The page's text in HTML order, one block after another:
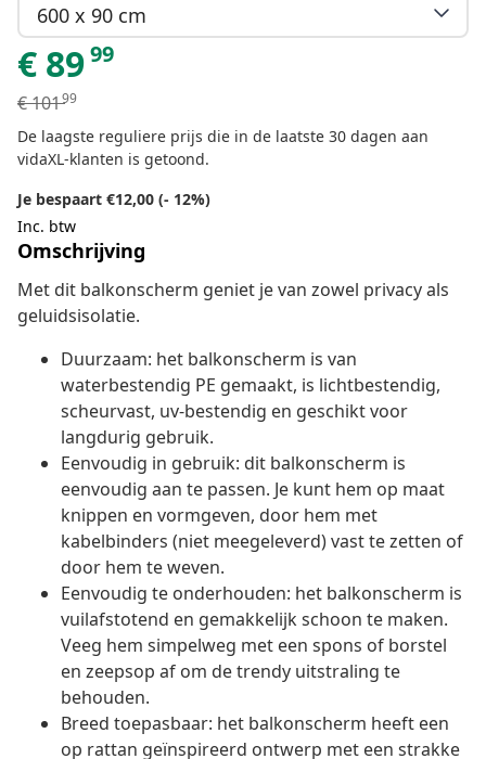
600 x 90 cm
€ 8999
€10199
De laagste reguliere prijs die in de laatste 30 dagen aan
vidaXL-klanten is getoond.
Je bespaart €12,00 (- 12%)
Inc. btw
Omschrijving
Met dit balkonscherm geniet je van zowel privacy als
geluidsisolatie.
Duurzaam: het balkonscherm is van
waterbestendig PE gemaakt, is lichtbestendig,
scheurvast, uv-bestendig en geschikt voor
langdurig gebruik.
Eenvoudig in gebruik: dit balkonscherm is
eenvoudig aan te passen. Je kunt hem op maat
knippen en vormgeven, door hem met
kabelbinders (niet meegeleverd) vast te zetten of
door hem te weven.
Eenvoudig te onderhouden: het balkonscherm is
vuilafstotend en gemakkelijk schoon te maken.
Veeg hem simpelweg met een spons of borstel
en zeepsop af om de trendy uitstraling te
behouden.
Breed toepasbaar: het balkonscherm heeft een
op rattan geïnspireerd ontwerp met een strakke